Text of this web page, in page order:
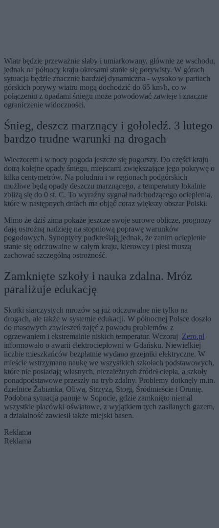
Wiatr będzie przeważnie słaby i umiarkowany, głównie ze wschodu,
jednak na północy kraju okresami stanie się porywisty. W górach
sytuacja będzie znacznie bardziej dynamiczna - wysoko w partiach
górskich porywy wiatru mogą dochodzić do 65 km/h, co w
połączeniu z opadami śniegu może powodować zawieje i znaczne
ograniczenie widoczności.
Śnieg, deszcz marznący i gołoledź. 3 lutego
bardzo trudne warunki na drogach
Wieczorem i w nocy pogoda jeszcze się pogorszy. Do części kraju
dotrą kolejne opady śniegu, miejscami zwiększające jego pokrywę o
kilka centymetrów. Na południu i w regionach podgórskich
możliwe będą opady deszczu marznącego, a temperatury lokalnie
zbliżą się do 0 st. C. To wyraźny sygnał nadchodzącego ocieplenia,
które w następnych dniach ma objąć coraz większy obszar Polski.
Mimo że dziś zima pokaże jeszcze swoje surowe oblicze, prognozy
dają ostrożną nadzieję na stopniową poprawę warunków
pogodowych. Synoptycy podkreślają jednak, że zanim ocieplenie
stanie się odczuwalne w całym kraju, kierowcy i piesi muszą
zachować szczególną ostrożność.
Zamknięte szkoły i nauka zdalna. Mróz
paraliżuje edukację
Skutki siarczystych mrozów są już odczuwalne nie tylko na
drogach, ale także w systemie edukacji. W północnej Polsce doszło
do masowych zawieszeń zajęć z powodu problemów z
ogrzewaniem i ekstremalnie niskich temperatur. Wczoraj Zero.pl
informowało o awarii elektrociepłowni w Gdańsku. Niewielkiej
liczbie mieszkańców bezpłatnie wydano grzejniki elektryczne. W
mieście wstrzymano naukę we wszystkich szkołach podstawowych,
które nie posiadają własnych, niezależnych źródeł ciepła, a szkoły
ponadpodstawowe przeszły na tryb zdalny. Problemy dotknęły m.in.
dzielnice Żabianka, Oliwa, Strzyża, Stogi, Śródmieście i Orunię.
Podobna sytuacja panuje w Sopocie, gdzie zamknięto niemal
wszystkie placówki oświatowe, z wyjątkiem tych zasilanych gazem,
a działalność zawiesił także miejski basen.
Reklama
Reklama